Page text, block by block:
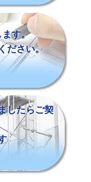
ます。
ださい。
したらご契